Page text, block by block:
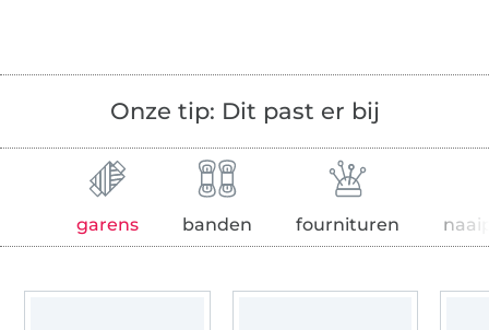
Onze tip: Dit past er bij
garens banden fournituren